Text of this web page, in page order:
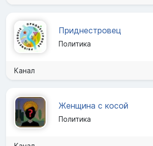
Приднестровец
Политика
Канал
Женщина с косой
Политика